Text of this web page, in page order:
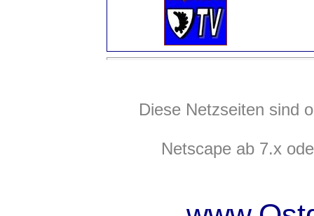
Diese Netzseiten sind
Netscape ab 7.x